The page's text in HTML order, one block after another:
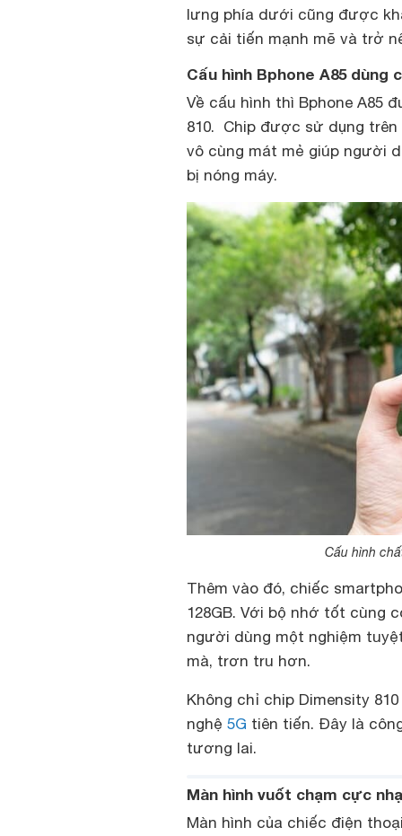
lưng phía dưới cũng được
sự cải tiến mạnh mẽ và trở
Cấu hình Bphone A85 dùng
Về cấu hình thì Bphone A85
810. Chip được sử dụng
vô cùng mát mẻ giúp người
bị nóng máy.
Cấu hình
Thêm vào đó, chiếc
128GB. Với bộ nhớ tốt cùng
người dùng một nghiệm
mà, trơn tru hơn.
Không chỉ chip Dimensity
nghệ 5G tiên tiến. Đây là
tương lai.
Màn hình vuốt chạm cực
Màn hình của chiếc điện